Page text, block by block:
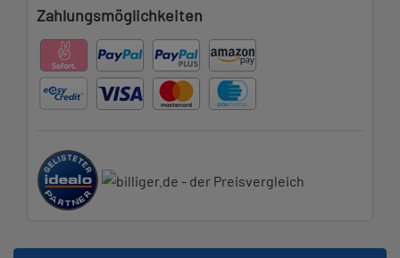
Zahlungsmöglichkeiten